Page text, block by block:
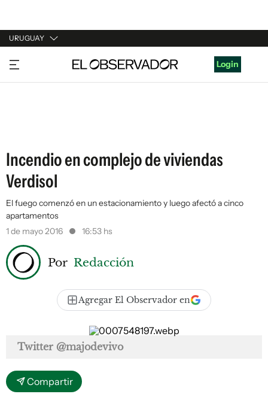
URUGUAY
URUGUAY
ARGENTINA
Login
Incendio en complejo de viviendas
Verdisol
El fuego comenzó en un estacionamiento y luego afectó a cinco
apartamentos
1 de mayo 2016
16:53 hs
Por Redacción
Agregar El Observador en
Twitter @majodevivo
Compartir